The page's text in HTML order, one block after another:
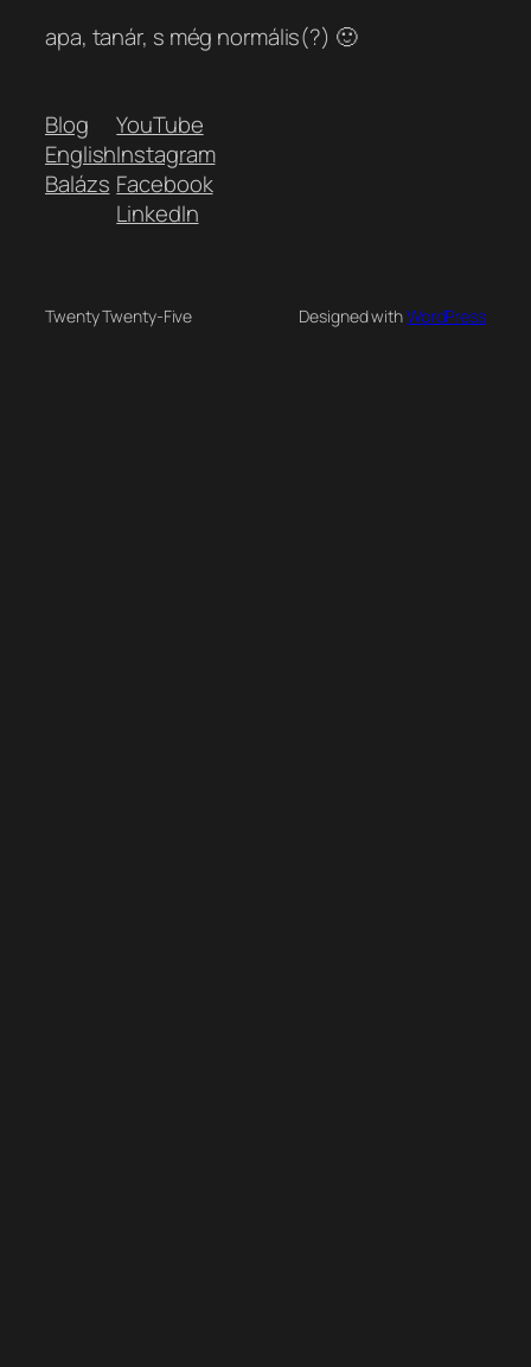
apa, tanár, s még normális(?) 🙂
Blog
English
Balázs
YouTube
Instagram
Facebook
LinkedIn
Twenty Twenty-Five Designed withWordPress